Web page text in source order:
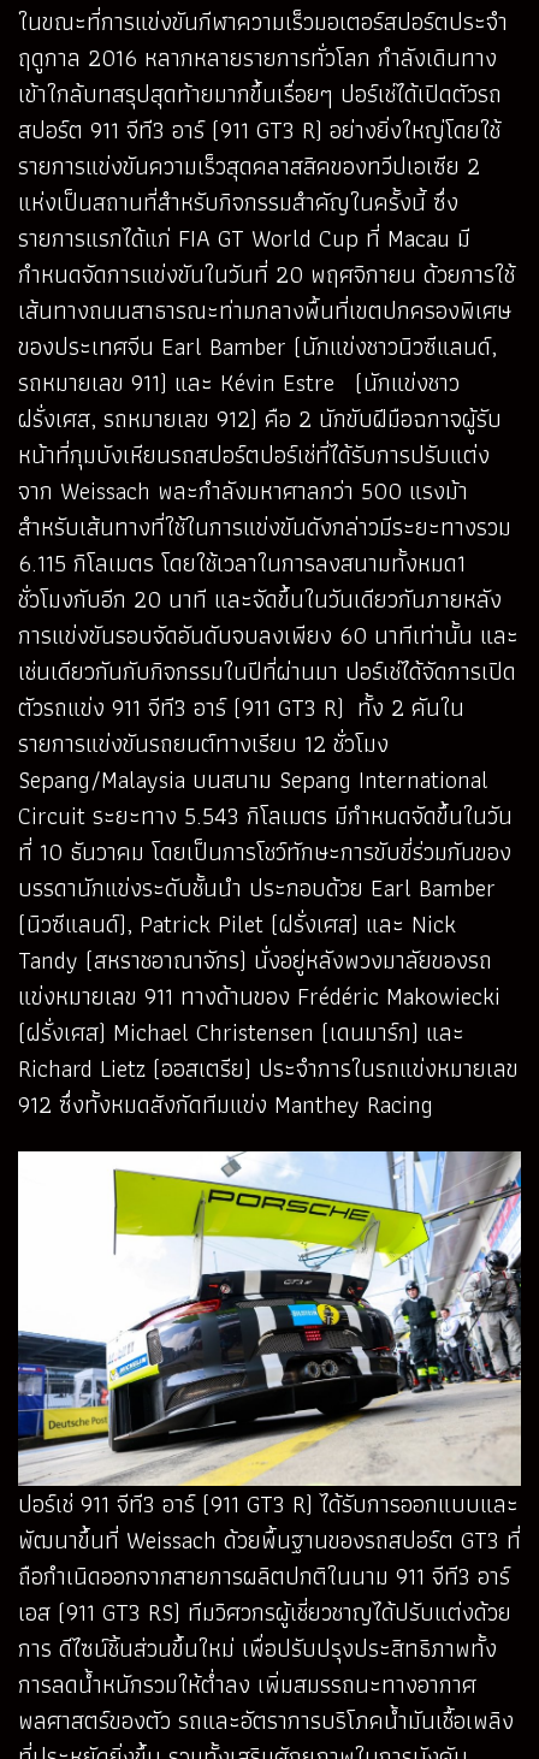
ในขณะที่การแข่งขันกีฬาความเร็วมอเตอร์สปอร์ตประจำ
ฤดูกาล 2016 หลากหลายรายการทั่วโลก กำลังเดินทาง
เข้าใกล้บทสรุปสุดท้ายมากขึ้นเรื่อยๆ ปอร์เช่ได้เปิดตัวรถ
สปอร์ต 911 จีที3 อาร์ (911 GT3 R) อย่างยิ่งใหญ่โดยใช้
รายการแข่งขันความเร็วสุดคลาสสิคของทวีปเอเซีย 2
แห่งเป็นสถานที่สำหรับกิจกรรมสำคัญในครั้งนี้ ซึ่ง
รายการแรกได้แก่ FIA GT World Cup ที่ Macau มี
กำหนดจัดการแข่งขันในวันที่ 20 พฤศจิกายน ด้วยการใช้
เส้นทางถนนสาธารณะท่ามกลางพื้นที่เขตปกครองพิเศษ
ของประเทศจีน Earl Bamber (นักแข่งชาวนิวซีแลนด์,
รถหมายเลข 911) และ Kévin Estre (นักแข่งชาว
ฝรั่งเศส, รถหมายเลข 912) คือ 2 นักขับฝีมือฉกาจผู้รับ
หน้าที่กุมบังเหียนรถสปอร์ตปอร์เช่ที่ได้รับการปรับแต่ง
จาก Weissach พละกำลังมหาศาลกว่า 500 แรงม้า
สำหรับเส้นทางที่ใช้ในการแข่งขันดังกล่าวมีระยะทางรวม
6.115 กิโลเมตร โดยใช้เวลาในการลงสนามทั้งหมด1
ชั่วโมงกับอีก 20 นาที และจัดขึ้นในวันเดียวกันภายหลัง
การแข่งขันรอบจัดอันดับจบลงเพียง 60 นาทีเท่านั้น และ
เช่นเดียวกันกับกิจกรรมในปีที่ผ่านมา ปอร์เช่ได้จัดการเปิด
ตัวรถแข่ง 911 จีที3 อาร์ (911 GT3 R) ทั้ง 2 คันใน
รายการแข่งขันรถยนต์ทางเรียบ 12 ชั่วโมง
Sepang/Malaysia บนสนาม Sepang International
Circuit ระยะทาง 5.543 กิโลเมตร มีกำหนดจัดขึ้นในวัน
ที่ 10 ธันวาคม โดยเป็นการโชว์ทักษะการขับขี่ร่วมกันของ
บรรดานักแข่งระดับชั้นนำ ประกอบด้วย Earl Bamber
(นิวซีแลนด์), Patrick Pilet (ฝรั่งเศส) และ Nick
Tandy (สหราชอาณาจักร) นั่งอยู่หลังพวงมาลัยของรถ
แข่งหมายเลข 911 ทางด้านของ Frédéric Makowiecki
(ฝรั่งเศส) Michael Christensen (เดนมาร์ก) และ
Richard Lietz (ออสเตรีย) ประจำการในรถแข่งหมายเลข
912 ซึ่งทั้งหมดสังกัดทีมแข่ง Manthey Racing
ปอร์เช่ 911 จีที3 อาร์ (911 GT3 R) ได้รับการออกแบบและ
พัฒนาขึ้นที่ Weissach ด้วยพื้นฐานของรถสปอร์ต GT3 ที่
ถือกำเนิดออกจากสายการผลิตปกติในนาม 911 จีที3 อาร์
เอส (911 GT3 RS) ทีมวิศวกรผู้เชี่ยวชาญได้ปรับแต่งด้วย
การ ดีไซน์ชิ้นส่วนขึ้นใหม่ เพื่อปรับปรุงประสิทธิภาพทั้ง
การลดน้ำหนักรวมให้ต่ำลง เพิ่มสมรรถนะทางอากาศ
พลศาสตร์ของตัว รถและอัตราการบริโภคน้ำมันเชื้อเพลิง